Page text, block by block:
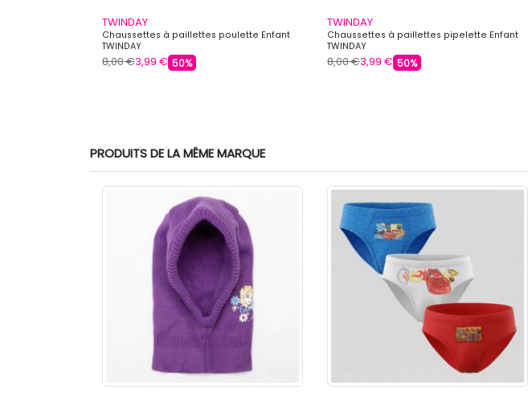
TWINDAY
Chaussettes à paillettes poulette Enfant
TWINDAY
8,00 €3,99 € 50%
TWINDAY
Chaussettes à paillettes pipelette Enfant
TWINDAY
8,00 €3,99 € 50%
PRODUITS DE LA MÊME MARQUE